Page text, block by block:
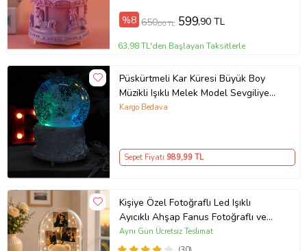
%8 650,00 TL 599,90 TL
63,98 TL'den Başlayan Taksitlerle
Püskürtmeli Kar Küresi Büyük Boy
Müzikli Işıklı Melek Model Sevgiliye
Hediye
Kargo Bedava
Sepet Fiyatı 989,99 TL
Kişiye Özel Fotoğraflı Led Işıklı
Ayıcıklı Ahşap Fanus Fotoğraflı ve
İsme Özel Hediye
Aynı Gün Ücretsiz Teslimat